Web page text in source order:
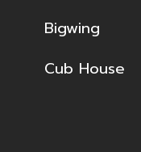
Bigwing
Cub House